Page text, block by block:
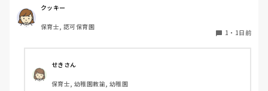
私自身、園の雰囲気とか園の規模、保育内容は勘案しますが
正直なところ、家から通いやすいか、給与はどうか…という
ところに重きを置いています
皆さんは、志望動機をどのように答えていますか？また、本
音はどうですか？
クッキー
保育士, 認可保育園
1 ・ 1日前
せきさん
保育士, 幼稚園教諭, 幼稚園